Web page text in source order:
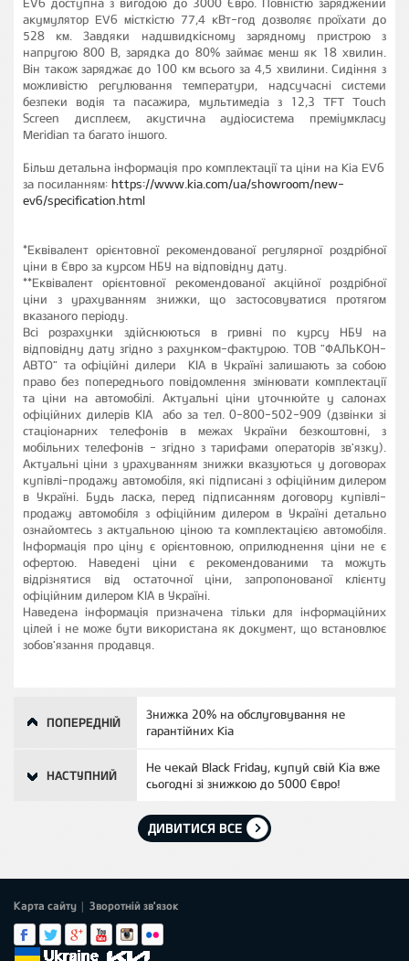
акумулятор EV6 місткістю 77,4 кВт-год дозволяє проїхати до
528 км. Завдяки надшвидкісному зарядному пристрою з
напругою 800 В, зарядка до 80% займає менш як 18 хвилин.
Він також заряджає до 100 км всього за 4,5 хвилини. Сидіння з
можливістю регулювання температури, надсучасні системи
безпеки водія та пасажира, мультимедіа з 12,3 TFT Touch
Screen дисплеєм, акустична аудіосистема преміумкласу
Meridian та багато іншого.
Більш детальна інформація про комплектації та ціни на Kia EV6
за посиланням: https://www.kia.com/ua/showroom/new-
ev6/specification.html
*Еквівалент орієнтовної рекомендованої регулярної роздрібної
ціни в Євро за курсом НБУ на відповідну дату.
**Еквівалент орієнтовної рекомендованої акційної роздрібної
ціни з урахуванням знижки, що застосовуватися протягом
вказаного періоду.
Всі розрахунки здійснюються в гривні по курсу НБУ на
відповідну дату згідно з рахунком-фактурою. ТОВ "ФАЛЬКОН-
АВТО" та офіційні дилери КІА в Україні залишають за собою
право без попереднього повідомлення змінювати комплектації
та ціни на автомобілі. Актуальні ціни уточнюйте у салонах
офіційних дилерів КІА або за тел. 0-800-502-909 (дзвінки зі
стаціонарних телефонів в межах України безкоштовні, з
мобільних телефонів - згідно з тарифами операторів зв'язку).
Актуальні ціни з урахуванням знижки вказуються у договорах
купівлі-продажу автомобіля, які підписані з офіційним дилером
в Україні. Будь ласка, перед підписанням договору купівлі-
продажу автомобіля з офіційним дилером в Україні детально
ознайомтесь з актуальною ціною та комплектацією автомобіля.
Інформація про ціну є орієнтовною, оприлюднення ціни не є
офертою. Наведені ціни є рекомендованими та можуть
відрізнятися від остаточної ціни, запропонованої клієнту
офіційним дилером КІА в Україні.
Наведена інформація призначена тільки для інформаційних
цілей і не може бути використана як документ, що встановлює
зобов'язання продавця.
ПОПЕРЕДНІЙ
Знижка 20% на обслуговування не
гарантійних Kia
НАСТУПНИЙ
Не чекай Black Friday, купуй свій Кіа вже
сьогодні зі знижкою до 5000 Євро!
ДИВИТИСЯ ВСЕ
Карта сайту | Зворотній зв'язок